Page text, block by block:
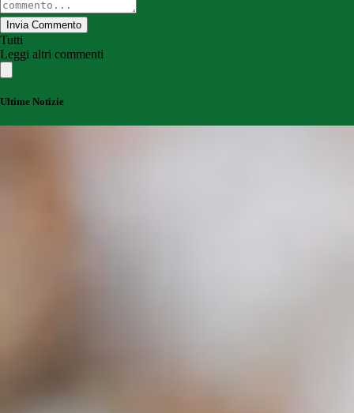
Invia Commento
Tutti
Leggi altri commenti
Ultime Notizie